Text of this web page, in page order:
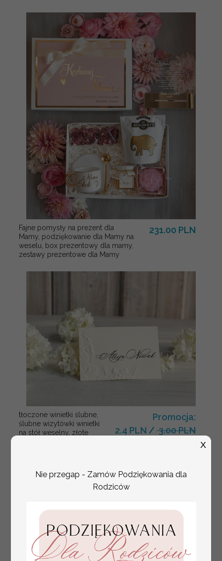
Fajne pomysły na prezent dla
Mamy, podziękowanie dla Mamy na
weselu, box prezentowy dla mamy,
zestawy prezentowe dla Mamy
231.00 PLN
tłoczone winietki ślubne,
ślubne wizytówki winietki
na stół weselny, złote
Promocja:
2.4 PLN / 3.00 PLN
Nie przegap - Zamów Podziękowania dla
Rodziców
X